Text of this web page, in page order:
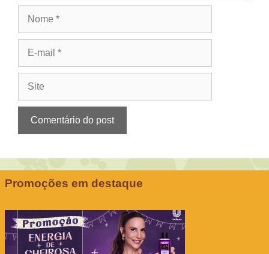
Promoções em destaque